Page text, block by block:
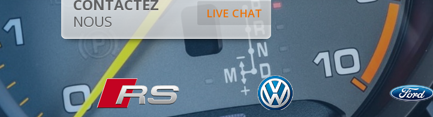
LIVE CHAT
CONTACTEZ
NOUS